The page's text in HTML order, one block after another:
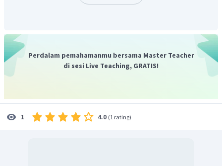
Perdalam pemahamanmu bersama Master Teacher
di sesi Live Teaching, GRATIS!
1 4.0 (1 rating)